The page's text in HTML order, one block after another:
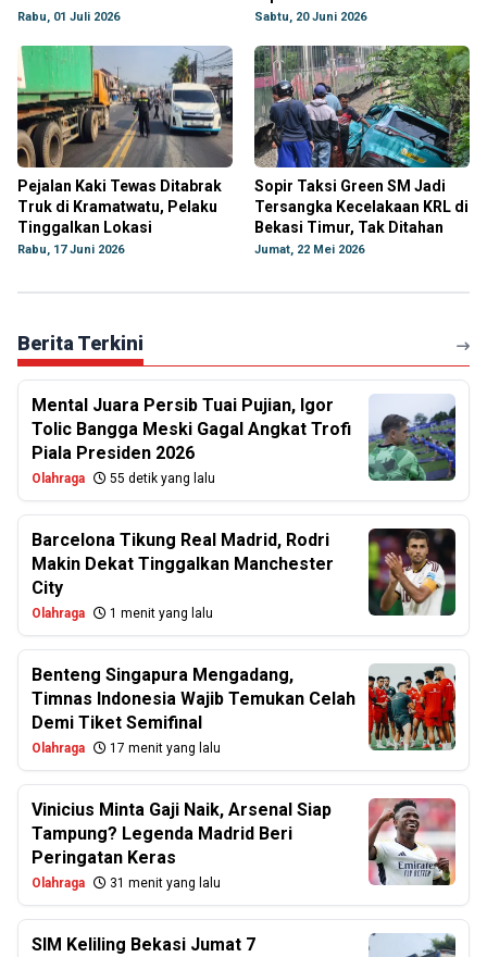
Rabu, 01 Juli 2026 Sabtu, 20 Juni 2026
Pejalan Kaki Tewas Ditabrak
Truk di Kramatwatu, Pelaku
Tinggalkan Lokasi
Rabu, 17 Juni 2026
Sopir Taksi Green SM Jadi
Tersangka Kecelakaan KRL di
Bekasi Timur, Tak Ditahan
Jumat, 22 Mei 2026
Berita Terkini
Mental Juara Persib Tuai Pujian, Igor
Tolic Bangga Meski Gagal Angkat Trofi
Piala Presiden 2026
Olahraga 55 detik yang lalu
Barcelona Tikung Real Madrid, Rodri
Makin Dekat Tinggalkan Manchester
City
Olahraga 1 menit yang lalu
Benteng Singapura Mengadang,
Timnas Indonesia Wajib Temukan Celah
Demi Tiket Semifinal
Olahraga 17 menit yang lalu
Vinicius Minta Gaji Naik, Arsenal Siap
Tampung? Legenda Madrid Beri
Peringatan Keras
Olahraga 31 menit yang lalu
SIM Keliling Bekasi Jumat 7